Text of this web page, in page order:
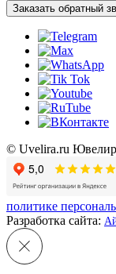
Заказать обратный
© Uvelira.ru
политике
Разработка сайта: